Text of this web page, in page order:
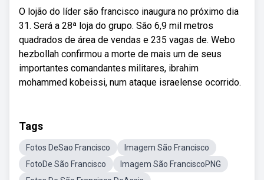
O lojão do líder são francisco inaugura no próximo dia
31. Será a 28ª loja do grupo. São 6,9 mil metros
quadrados de área de vendas e 235 vagas de. Webo
hezbollah confirmou a morte de mais um de seus
importantes comandantes militares, ibrahim
mohammed kobeissi, num ataque israelense ocorrido.
Tags
Fotos DeSao Francisco
Imagem São Francisco
FotoDe São Francisco
Imagem São FranciscoPNG